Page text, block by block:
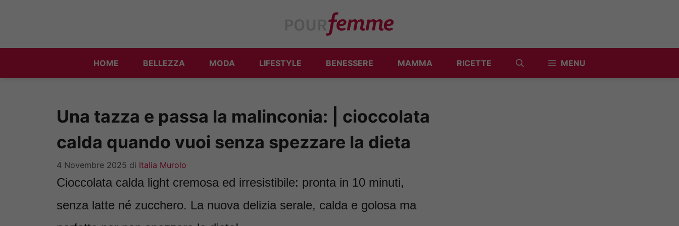
HOME BELLEZZA MODA LIFESTYLE BENESSERE MAMMA RICETTE MENU
Una tazza e passa la malinconia: | cioccolata
calda quando vuoi senza spezzare la dieta
4 Novembre 2025 di Italia Murolo
Cioccolata calda light cremosa ed irresistibile: pronta in 10 minuti,
senza latte né zucchero. La nuova delizia serale, calda e golosa ma